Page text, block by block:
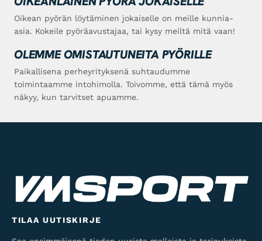
Oikean pyörän löytäminen jokaiselle on meille kunnia-
asia. Kokeile pyöräavustajaa, tai kysy meiltä mitä vaan!
OLEMME OMISTAUTUNEITA PYÖRILLE
Paikallisena perheyrityksenä suhtaudumme
toimintaamme intohimolla. Toivomme, että tämä myös
näkyy, kun tarvitset apuamme.
TILAA UUTISKIRJE